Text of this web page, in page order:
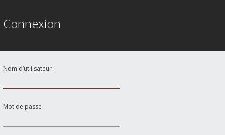
Connexion
Nom d’utilisateur :
Mot de passe :